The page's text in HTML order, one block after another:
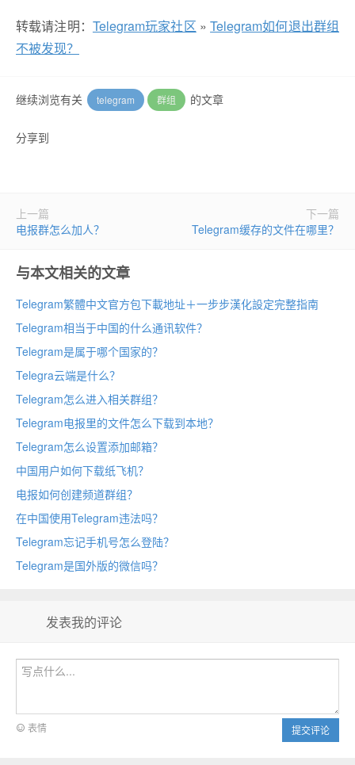
转载请注明： Telegram玩家社区 »Telegram如何退出群组
不被发现？
继续浏览有关 telegram 群组 的文章
分享到
上一篇
电报群怎么加人？
下一篇
Telegram缓存的文件在哪里？
与本文相关的文章
Telegram繁體中文官方包下載地址＋一步步漢化設定完整指南
Telegram相当于中国的什么通讯软件？
Telegram是属于哪个国家的？
Telegra云端是什么？
Telegram怎么进入相关群组？
Telegram电报里的文件怎么下载到本地？
Telegram怎么设置添加邮箱？
中国用户如何下载纸飞机？
电报如何创建频道群组？
在中国使用Telegram违法吗？
Telegram忘记手机号怎么登陆？
Telegram是国外版的微信吗？
发表我的评论
提交评论
表情